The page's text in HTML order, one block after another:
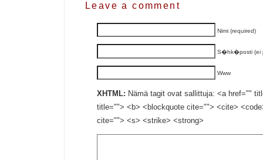
Leave a comment
Nimi (required)
S�hk�posti (ei
Www
XHTML: Nämä tagit ovat sallittuja: <a href=""
title=""> <b> <blockquote cite=""> <cite>
cite=""> <s> <strike> <strong>